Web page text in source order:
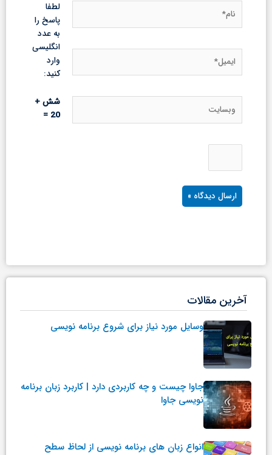
لطفا
پاسخ را
به عدد
انگلیسی
وارد
کنید:
شش +
20 =
آخرین مقالات
وسایل مورد نیاز برای شروع برنامه نویسی
جاوا چیست و چه کاربردی دارد | کاربرد زبان برنامه
نویسی جاوا
انواع زبان های برنامه نویسی از لحاظ سطح